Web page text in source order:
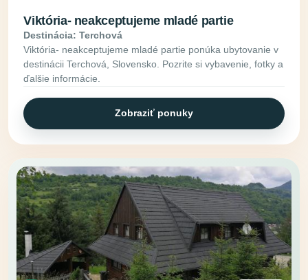
Viktória- neakceptujeme mladé partie
Destinácia: Terchová
Viktória- neakceptujeme mladé partie ponúka ubytovanie v
destinácii Terchová, Slovensko. Pozrite si vybavenie, fotky a
ďalšie informácie.
Zobraziť ponuky